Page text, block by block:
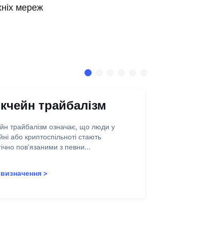
мереж
трайбалізм
трайбалізм означає, що люди у
або криптоспільноті стають
пов’язаними з певни...
>